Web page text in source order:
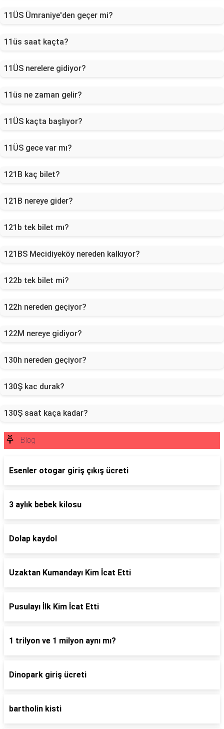
11ÜS Ümraniye'den geçer mi?
11üs saat kaçta?
11ÜS nerelere gidiyor?
11üs ne zaman gelir?
11ÜS kaçta başlıyor?
11ÜS gece var mı?
121B kaç bilet?
121B nereye gider?
121b tek bilet mı?
121BS Mecidiyeköy nereden kalkıyor?
122b tek bilet mi?
122h nereden geçiyor?
122M nereye gidiyor?
130h nereden geçiyor?
130Ş kac durak?
130Ş saat kaça kadar?
Blog
Esenler otogar giriş çıkış ücreti
3 aylık bebek kilosu
Dolap kaydol
Uzaktan Kumandayı Kim İcat Etti
Pusulayı İlk Kim İcat Etti
1 trilyon ve 1 milyon aynı mı?
Dinopark giriş ücreti
bartholin kisti